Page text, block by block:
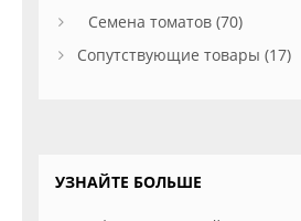
Семена томатов (70)
Сопутствующие товары (17)
УЗНАЙТЕ БОЛЬШЕ